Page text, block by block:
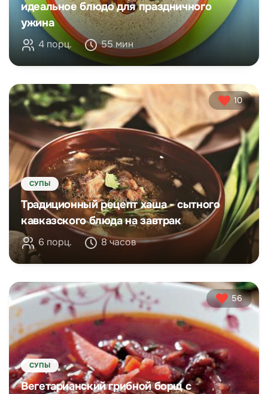
идеальное блюдо для праздничного
ужина
4 порц. 55 мин
10
СУПЫ
Традиционный рецепт хаша - сытного
кавказского блюда на завтрак
6 порц. 8 часов
56
СУПЫ
Вегетарианский грибной борщ с